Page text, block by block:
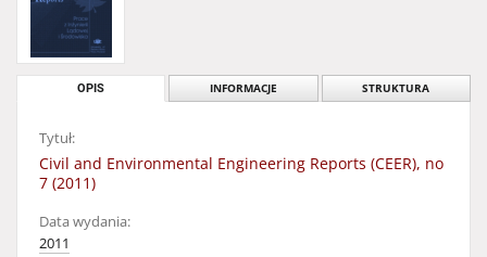
OPIS INFORMACJE STRUKTURA
Tytuł:
Civil and Environmental Engineering Reports (CEER), no
7 (2011)
Data wydania:
2011